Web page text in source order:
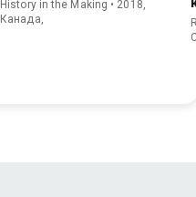
History in the Making • 2018,
Канада,